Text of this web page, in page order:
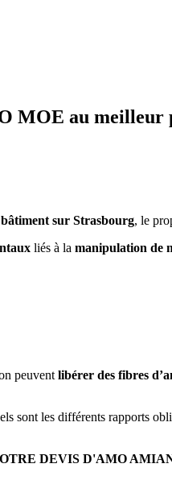
MOE au meilleur
sur Strasbourg, le
liés à la manipulation de
peuvent libérer des fibres
sont les différents rapports
DEVIS D'AMO